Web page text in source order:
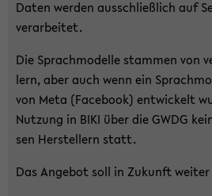
Daten wer­den aus­schließ­lich auf
ver­ar­bei­tet.
Die Sprach­mo­del­le stam­men von
lern, aber auch wenn ein
von Meta (Face­book) ent­wi­ckelt
Nut­zung in BIKI über die GWDG
sen Her­stel­lern statt.
Das An­ge­bot soll in Zu­kunft